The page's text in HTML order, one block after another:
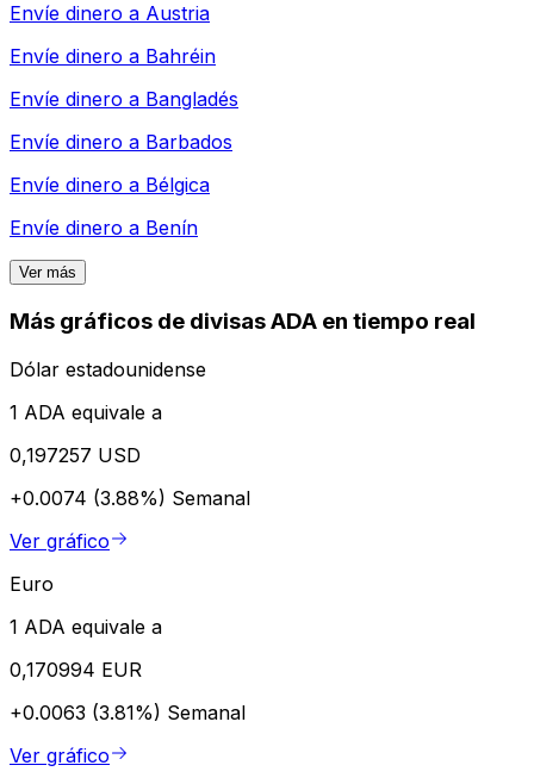
Envíe dinero a Austria
Envíe dinero a Bahréin
Envíe dinero a Bangladés
Envíe dinero a Barbados
Envíe dinero a Bélgica
Envíe dinero a Benín
Ver más
Más gráficos de divisas ADA en tiempo real
Dólar estadounidense
1 ADA equivale a
0,197257 USD
+0.0074 (3.88%) Semanal
Ver gráfico
Euro
1 ADA equivale a
0,170994 EUR
+0.0063 (3.81%) Semanal
Ver gráfico